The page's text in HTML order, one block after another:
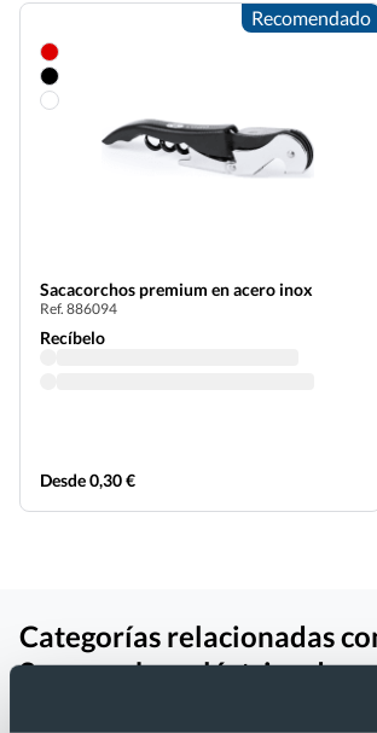
Recomendado
Sacacorchos premium en acero inox
Ref. 886094
Recíbelo
Desde 0,30 €
Categorías relacionadas
Sacacorchos eléctrico de